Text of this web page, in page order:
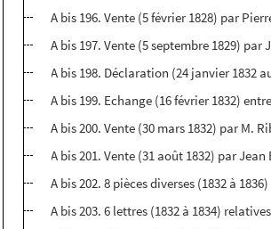
A bis 196. Vente (5 février 1828) par
A bis 197. Vente (5 septembre 1829)
A bis 198. Déclaration (24 janvier 1832
A bis 199. Echange (16 février 1832)
A bis 200. Vente (30 mars 1832) par M.
A bis 201. Vente (31 août 1832) par
A bis 202. 8 pièces diverses (1832 à
A bis 203. 6 lettres (1832 à 1834)